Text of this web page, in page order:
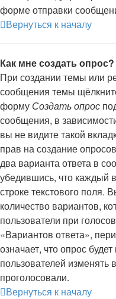
форме отправки
Вернуться к началу
Как мне создать опрос?
При создании темы или
сообщения темы
форму Создать опрос
сообщения, в
вы не видите такой
прав на создание
два варианта ответа в
убедившись, что каждый
строке текстового поля.
количество вариантов,
пользователи при
«Вариантов ответа»,
означает, что опрос
пользователей изменять
проголосовали.
Вернуться к началу